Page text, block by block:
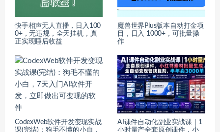
快手相声无人直播，日入100
0+，无违规，全天挂机，真
正实现睡后收益
魔兽世界Plus版本自动打金项
目，日入 1000+，可批量操
作
CodexWeb软件开发变现实战
课(完结)：狗毛不懂的小白，
AI课件自动化副业实战课｜1
小时量产全套原创课件，小